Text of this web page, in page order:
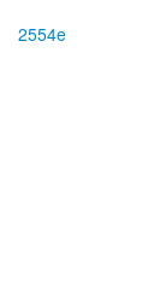
2554e